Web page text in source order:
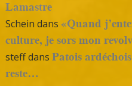
Lamastre
Schein dans «Quand
culture, je sors mon
steffdansPatois
reste…